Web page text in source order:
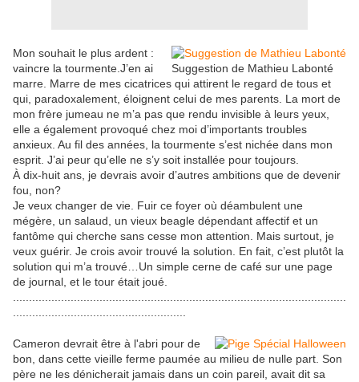
Suggestion de Mathieu Labonté
Mon souhait le plus ardent :
vaincre la tourmente.J’en ai
marre. Marre de mes cicatrices qui attirent le regard de tous et
qui, paradoxalement, éloignent celui de mes parents. La mort de
mon frère jumeau ne m’a pas que rendu invisible à leurs yeux,
elle a également provoqué chez moi d’importants troubles
anxieux. Au fil des années, la tourmente s’est nichée dans mon
esprit. J’ai peur qu’elle ne s’y soit installée pour toujours.
À dix-huit ans, je devrais avoir d’autres ambitions que de devenir
fou, non?
Je veux changer de vie. Fuir ce foyer où déambulent une
mégère, un salaud, un vieux beagle dépendant affectif et un
fantôme qui cherche sans cesse mon attention. Mais surtout, je
veux guérir. Je crois avoir trouvé la solution. En fait, c’est plutôt la
solution qui m’a trouvé…Un simple cerne de café sur une page
de journal, et le tour était joué.
Cameron devrait être à l'abri pour de
bon, dans cette vieille ferme paumée au milieu de nulle part. Son
père ne les dénicherait jamais dans un coin pareil, avait dit sa